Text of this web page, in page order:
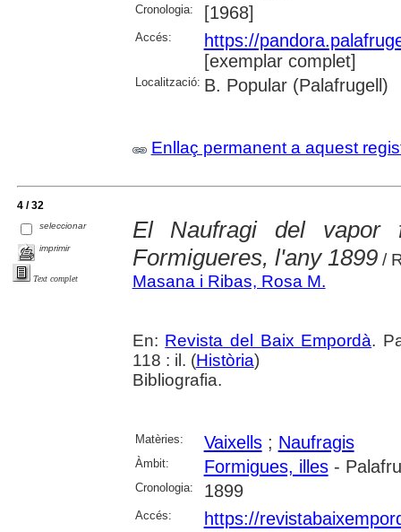
Cronologia: [1968]
Accés:
https://
[exemplar complet]
Localització: B. Popular (Palafrugell)
Enllaç permanent a aquest
4 / 32
seleccionar
imprimir
Text complet
El Naufragi del vapor
Formigueres, l'any 1899/
Masana i Ribas, Rosa M.
En: Revista del Baix Empordà.
118 : il. (Història)
Bibliografia.
Matèries: Vaixells; Naufragis
Àmbit: Formigues, illes-
Cronologia: 1899
Accés: https://